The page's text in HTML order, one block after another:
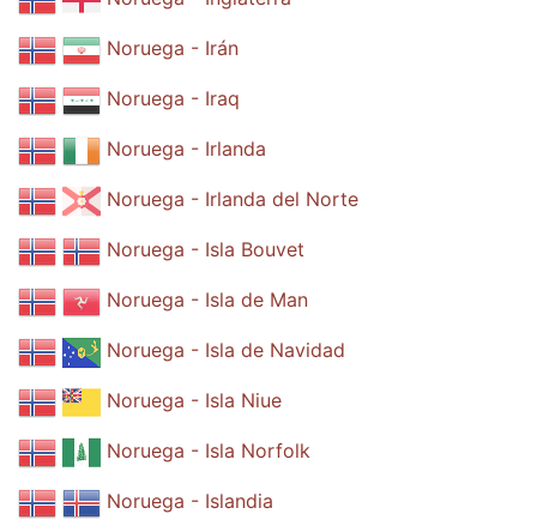
Noruega - Irán
Noruega - Iraq
Noruega - Irlanda
Noruega - Irlanda del Norte
Noruega - Isla Bouvet
Noruega - Isla de Man
Noruega - Isla de Navidad
Noruega - Isla Niue
Noruega - Isla Norfolk
Noruega - Islandia